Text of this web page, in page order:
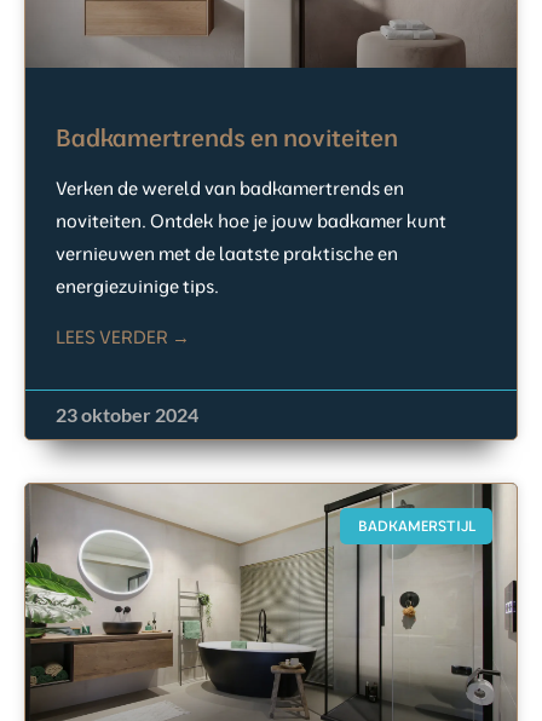
Badkamertrends en noviteiten
Verken de wereld van badkamertrends en
noviteiten. Ontdek hoe je jouw badkamer kunt
vernieuwen met de laatste praktische en
energiezuinige tips.
LEES VERDER →
23 oktober 2024
BADKAMERSTIJL